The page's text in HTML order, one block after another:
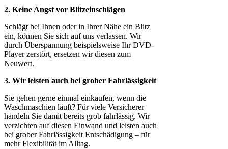
2. Keine Angst vor Blitzeinschlägen
Schlägt bei Ihnen oder in Ihrer Nähe ein Blitz
ein, können Sie sich auf uns verlassen. Wir
durch Überspannung beispielsweise Ihr DVD-
Player zerstört, ersetzen wir diesen zum
Neuwert.
3. Wir leisten auch bei grober Fahrlässigkeit
Sie gehen gerne einmal einkaufen, wenn die
Waschmaschien läuft? Für viele Versicherer
handeln Sie damit bereits grob fahrlässig. Wir
verzichten auf diesen Einwand und leisten auch
bei grober Fahrlässigkeit Entschädigung – für
mehr Flexibilität im Alltag.